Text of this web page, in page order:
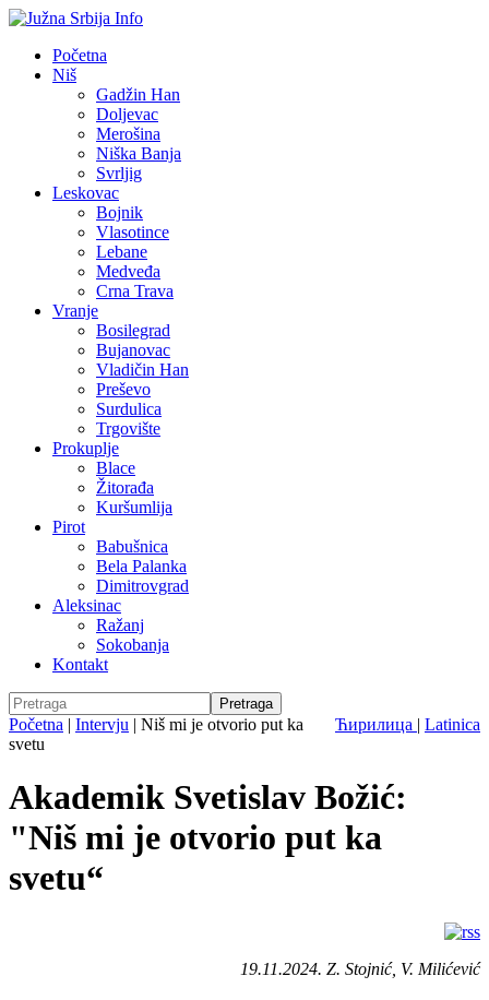
Početna
Niš
Gadžin Han
Doljevac
Merošina
Niška Banja
Svrljig
Leskovac
Bojnik
Vlasotince
Lebane
Medveđa
Crna Trava
Vranje
Bosilegrad
Bujanovac
Vladičin Han
Preševo
Surdulica
Trgovište
Prokuplje
Blace
Žitorađa
Kuršumlija
Pirot
Babušnica
Bela Palanka
Dimitrovgrad
Aleksinac
Ražanj
Sokobanja
Kontakt
Ћирилица | Latinica
Početna | Intervju | Niš mi je otvorio put ka
svetu
Akademik Svetislav Božić:
"Niš mi je otvorio put ka
svetu“
19.11.2024. Z. Stojnić, V. Milićević